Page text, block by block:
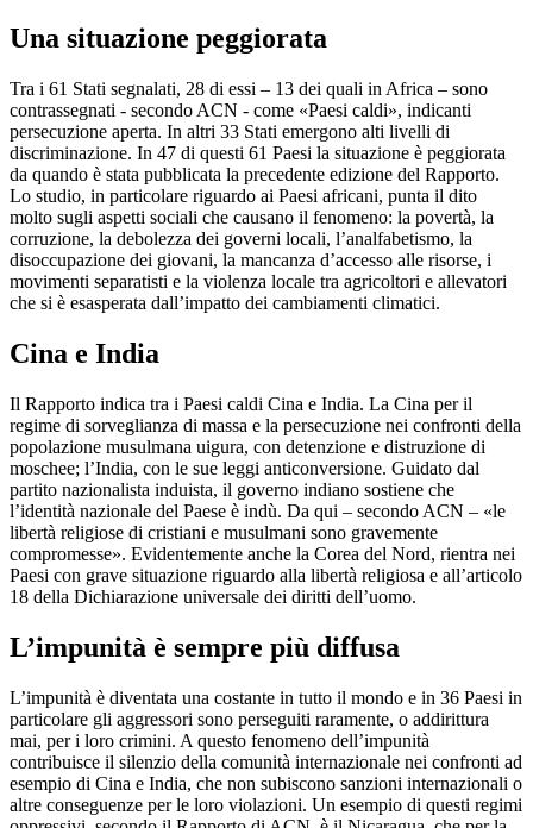
Una situazione peggiorata
Tra i 61 Stati segnalati, 28 di essi – 13 dei quali in Africa – sono
contrassegnati - secondo ACN - come «Paesi caldi», indicanti
persecuzione aperta. In altri 33 Stati emergono alti livelli di
discriminazione. In 47 di questi 61 Paesi la situazione è peggiorata
da quando è stata pubblicata la precedente edizione del Rapporto.
Lo studio, in particolare riguardo ai Paesi africani, punta il dito
molto sugli aspetti sociali che causano il fenomeno: la povertà, la
corruzione, la debolezza dei governi locali, l’analfabetismo, la
disoccupazione dei giovani, la mancanza d’accesso alle risorse, i
movimenti separatisti e la violenza locale tra agricoltori e allevatori
che si è esasperata dall’impatto dei cambiamenti climatici.
Cina e India
Il Rapporto indica tra i Paesi caldi Cina e India. La Cina per il
regime di sorveglianza di massa e la persecuzione nei confronti della
popolazione musulmana uigura, con detenzione e distruzione di
moschee; l’India, con le sue leggi anticonversione. Guidato dal
partito nazionalista induista, il governo indiano sostiene che
l’identità nazionale del Paese è indù. Da qui – secondo ACN – «le
libertà religiose di cristiani e musulmani sono gravemente
compromesse». Evidentemente anche la Corea del Nord, rientra nei
Paesi con grave situazione riguardo alla libertà religiosa e all’articolo
18 della Dichiarazione universale dei diritti dell’uomo.
L’impunità è sempre più diffusa
L’impunità è diventata una costante in tutto il mondo e in 36 Paesi in
particolare gli aggressori sono perseguiti raramente, o addirittura
mai, per i loro crimini. A questo fenomeno dell’impunità
contribuisce il silenzio della comunità internazionale nei confronti ad
esempio di Cina e India, che non subiscono sanzioni internazionali o
altre conseguenze per le loro violazioni. Un esempio di questi regimi